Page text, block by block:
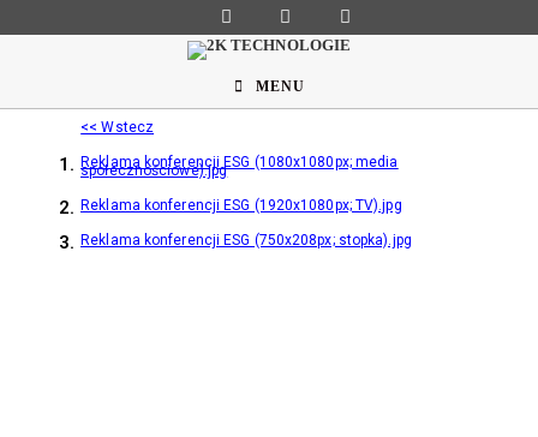
MENU
<< Wstecz
1. Reklama konferencji ESG (1080x1080px; media
społecznościowe).jpg
2. Reklama konferencji ESG (1920x1080px; TV).jpg
3. Reklama konferencji ESG (750x208px; stopka).jpg